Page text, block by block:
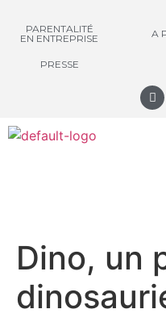
PARENTALITÉ
EN ENTREPRISE
A
PRESSE
Dino, un